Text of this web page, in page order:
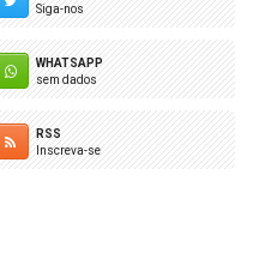
Siga-nos
WHATSAPP
sem dados
RSS
Inscreva-se